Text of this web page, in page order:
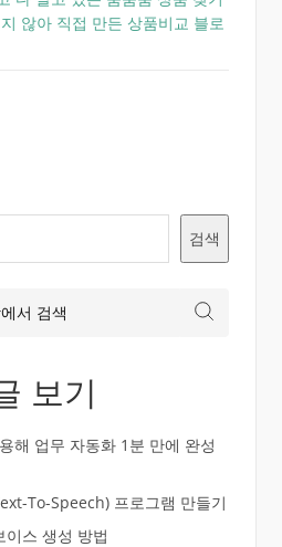
않아 직접 만든 상품비교 블로
검색
보기
해 업무 자동화 1분 만에 완성
To-Speech) 프로그램 만들기
스 생성 방법